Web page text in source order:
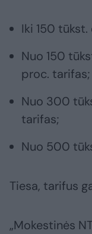
Iki 150
Nuo 150
proc. tarifas;
Nuo 300
tarifas;
Nuo 500
Tiesa, tarifus
„Mokestinės